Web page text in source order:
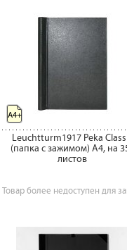
Leuchtturm1917 Peka
(папка c зажимом) А4, на
листов
Товар более недоступен для
A4+